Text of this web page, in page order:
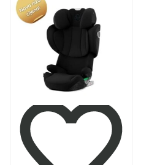
proizvod
Cybex
autosjedalica